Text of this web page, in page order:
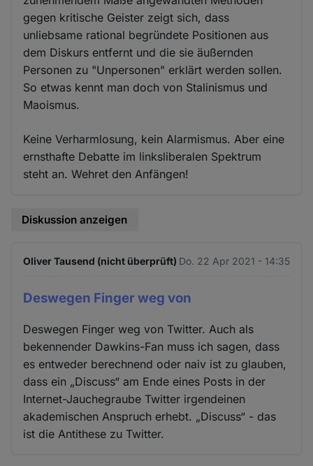
gegen kritische Geister zeigt sich, dass
unliebsame rational begründete Positionen aus
dem Diskurs entfernt und die sie äußernden
Personen zu "Unpersonen" erklärt werden sollen.
So etwas kennt man doch von Stalinismus und
Maoismus.
Keine Verharmlosung, kein Alarmismus. Aber eine
ernsthafte Debatte im linksliberalen Spektrum
steht an. Wehret den Anfängen!
Diskussion anzeigen
Oliver Tausend (nicht überprüft) Do. 22 Apr 2021 - 14:35
Deswegen Finger weg von
Deswegen Finger weg von Twitter. Auch als
bekennender Dawkins-Fan muss ich sagen, dass
es entweder berechnend oder naiv ist zu glauben,
dass ein „Discuss“ am Ende eines Posts in der
Internet-Jauchegraube Twitter irgendeinen
akademischen Anspruch erhebt. „Discuss“ - das
ist die Antithese zu Twitter.